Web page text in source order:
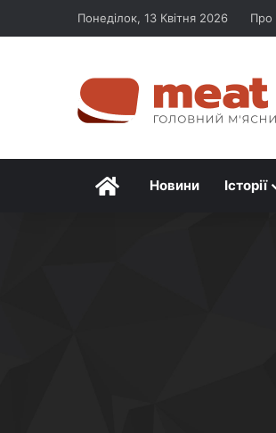
Понеділок, 13 Квітня 2026 Про
ГоловнаНовини Історії